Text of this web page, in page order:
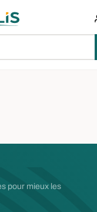
pour mieux les